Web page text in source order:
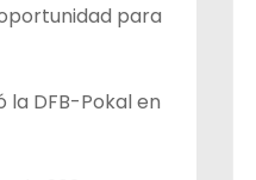
para
la DFB-Pokal en